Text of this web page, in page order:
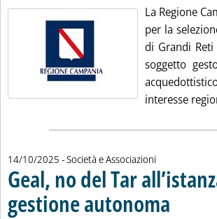
La Regione
per la
di Grandi Reti
soggetto
interesse
14/10/2025 - Società e Associazioni
Geal, no del Tar
gestione autonoma ..